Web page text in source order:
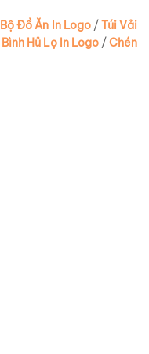
Bộ Đồ Ăn In Logo/Túi Vải
Bình Hủ Lọ In Logo/Chén